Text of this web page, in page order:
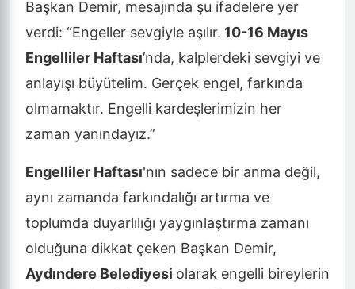
Başkan Demir, mesajında şu ifadelere yer
verdi: “Engeller sevgiyle aşılır. 10-16 Mayıs
Engelliler Haftası’nda, kalplerdeki sevgiyi ve
anlayışı büyütelim. Gerçek engel, farkında
olmamaktır. Engelli kardeşlerimizin her
zaman yanındayız.”
Engelliler Haftası'nın sadece bir anma değil,
aynı zamanda farkındalığı artırma ve
toplumda duyarlılığı yaygınlaştırma zamanı
olduğuna dikkat çeken Başkan Demir,
Aydındere Belediyesi olarak engelli bireylerin